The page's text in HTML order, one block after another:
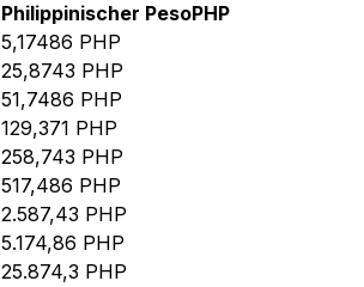
Philippinischer PesoPHP
5,17486 PHP
25,8743 PHP
51,7486 PHP
129,371 PHP
258,743 PHP
517,486 PHP
2.587,43 PHP
5.174,86 PHP
25.874,3 PHP